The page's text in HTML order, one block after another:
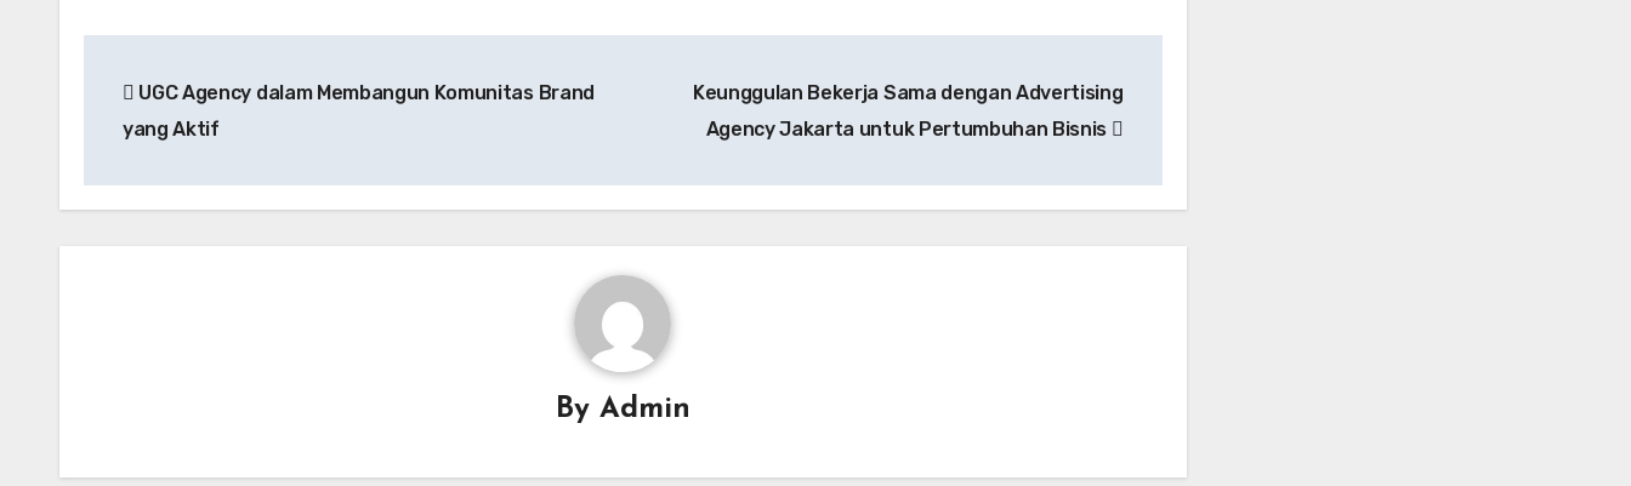
navigation
UGC Agency dalam Membangun Komunitas Brand
yang Aktif
Keunggulan Bekerja Sama dengan Advertising
Agency Jakarta untuk Pertumbuhan Bisnis
By Admin